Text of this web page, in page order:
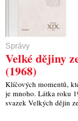
Správy
Velké dějiny
(1968)
Klíčových momentů,
je mnoho. Látka roku
svazek Velkých dějin